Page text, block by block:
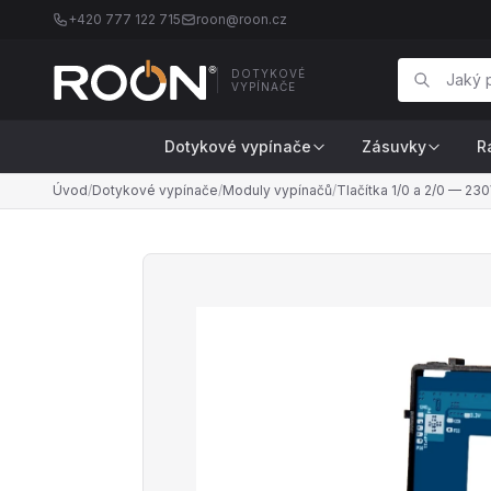
+420 777 122 715 roon@roon.cz
DOTYKOVÉ
VYPÍNAČE
Dotykové vypínače Zásuvky
Úvod/Dotykové vypínače/Moduly vypínačů/